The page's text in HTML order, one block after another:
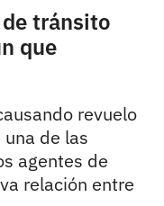
tránsito
que
revuelo
de las
agentes de
relación entre